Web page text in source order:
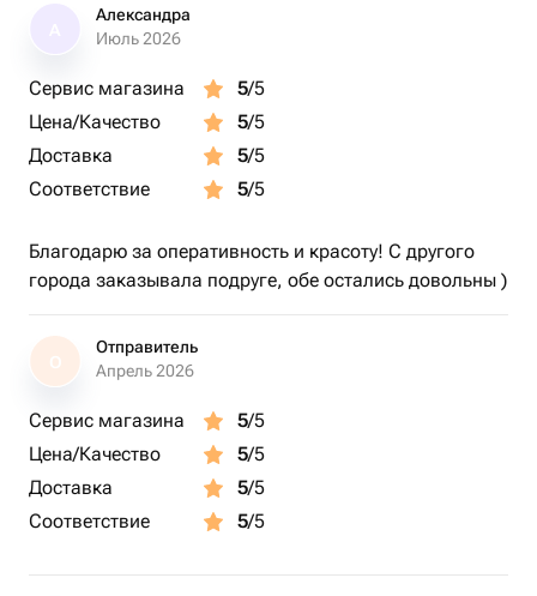
Александра
Июль 2026
Сервис магазина 5/5
Цена/Качество
5/5
Доставка
5/5
Соответствие
5/5
Благодарю за оперативность и красоту! С другого
города заказывала подруге, обе остались довольны )
О
Отправитель
Апрель 2026
Сервис магазина 5/5
Цена/Качество
5/5
Доставка
5/5
Соответствие
5/5